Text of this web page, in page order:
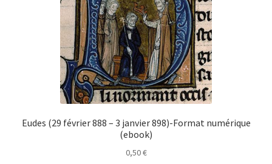
Eudes (29 février 888 – 3 janvier 898)-Format numérique
(ebook)
0,50€